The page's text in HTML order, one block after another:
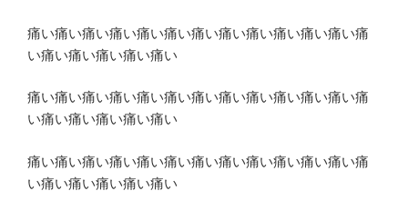
痛い痛い痛い痛い痛い痛い痛い痛い痛い痛い痛い痛い痛
い痛い痛い痛い痛い痛い
痛い痛い痛い痛い痛い痛い痛い痛い痛い痛い痛い痛い痛
い痛い痛い痛い痛い痛い
痛い痛い痛い痛い痛い痛い痛い痛い痛い痛い痛い痛い痛
い痛い痛い痛い痛い痛い